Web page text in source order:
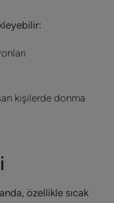
kişilerde donma
özellikle sıcak